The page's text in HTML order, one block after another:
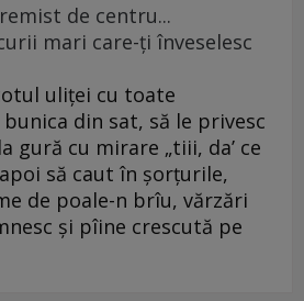
de centru...
mari care-ţi înveselesc
uliţei cu toate
din sat, să le privesc
gură cu mirare „tiii, da’ ce
să caut în şorţurile,
de poale-n brîu, vărzări
şi pîine crescută pe